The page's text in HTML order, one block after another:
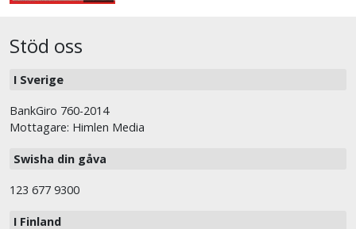
Stöd oss
I Sverige
BankGiro 760-2014
Mottagare: Himlen Media
Swisha din gåva
123 677 9300
I Finland